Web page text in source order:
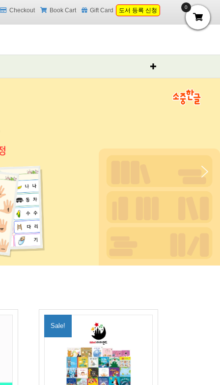
Checkout Book Cart Gift Card 도서 등록 신청
Sale!
0